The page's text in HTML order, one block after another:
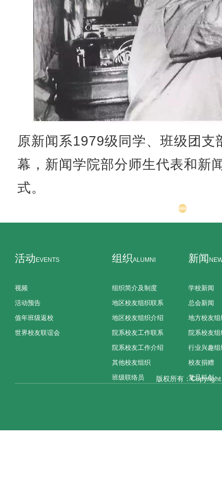
原新闻系1979级同学、班级团支
幕，新闻学院部分师生代表和新
式。
活动 EVENTS
视频
活动预告
值年班级返校
世界校友联谊会
组织ALUMNI
组织简介及制度
地区校友组织联系
地区校友组织介绍
院系校友工作联系
院系校友工作介绍
其他校友组织
班级联络员
新闻
学校新闻
总会新闻
地方校友组
院系校友组
行业兴趣组
校友捐赠
复旦科创
版权所有：